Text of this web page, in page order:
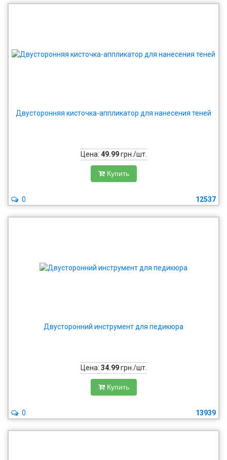
Двусторонняя кисточка-аппликатор для нанесения теней
Цена: 49.99грн./шт.
Купить
12537
0
Двусторонний инструмент для педикюра
Цена: 34.99грн./шт.
Купить
13939
0